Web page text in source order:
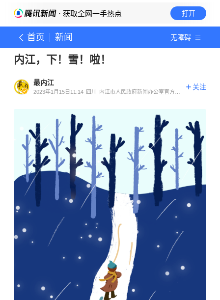
· 获取全网一手热点 打开
首页 新闻 无障碍
内江，下！雪！啦！
最内江
2023年1月15日11:14 四川
内江市人民政府新闻办公室官方账
关注